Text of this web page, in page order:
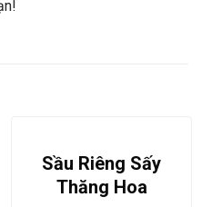
Sầu Riêng Sấy
Thăng Hoa